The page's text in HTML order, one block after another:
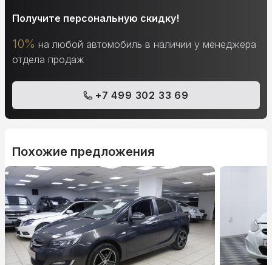
Получите персональную скидку!
10% на любой автомобиль в наличии у менеджера
отдела продаж
+7 499 302 33 69
Похожие предложения